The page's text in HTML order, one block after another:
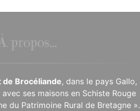
propos...
de Brocéliande, dans le pays Gallo,
avec ses maisons en Schiste Rouge
du Patrimoine Rural de Bretagne ».